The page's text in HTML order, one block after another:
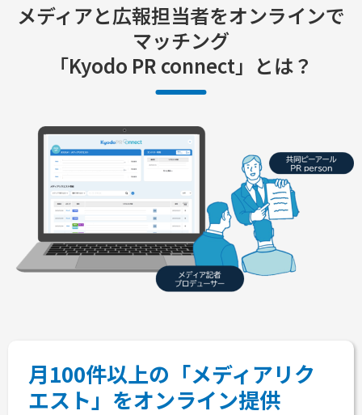
メディアと広報担当者をオンラインで
マッチング
「Kyodo PR connect」とは？
月100件以上の「メディアリク
エスト」をオンライン提供